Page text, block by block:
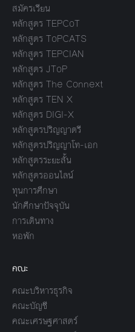
สมัครเรียน
หลักสูตร TEPCoT
หลักสูตร ToPCATS
หลักสูตร TEPCIAN
หลักสูตร JToP
หลักสูตร The Connext
หลักสูตร TEN X
หลักสูตร DIGI-X
หลักสูตรปริญญาตรี
หลักสูตรปริญญาโท-เอก
หลักสูตรระยะสั้น
หลักสูตรออนไลน์
ทุนการศึกษา
นักศึกษาปัจจุบัน
การเดินทาง
หอพัก
คณะ
คณะบริหารธุรกิจ
คณะบัญชี
คณะเศรษฐศาสตร์